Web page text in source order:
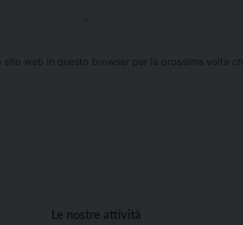
sito web in questo browser per la prossima volta
Le nostre attività